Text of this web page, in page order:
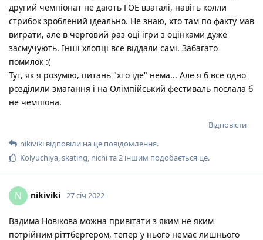
другий чемпіонат не дають ГОЕ взагалі, навіть колли
стрибок зроблений ідеально. Не знаю, хто там по факту мав
виграти, але в черговий раз оці ігри з оцінками дуже
засмучують. Інші хлопці все віддали самі. Забагато
помилок :(
Тут, як я розумію, питань "хто їде" нема... Але я б все одно
розділили змагання і на Олімпійський фестиваль послала б
не чемпіона.
Відповісти
nikiviki відповіли на це повідомлення.
Kolyuchiya,skating, nichiта2 іншим подобається це.
N nikiviki 27 січ 2022
Вадима Новікова можна привітати з яким не яким
потрійним ріттбергером, тепер у нього немає лишнього